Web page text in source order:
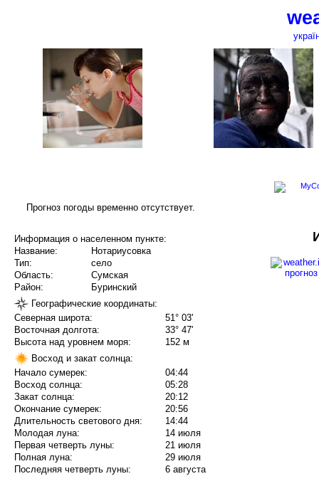
Прогноз погоды временно отсутствует.
Информация о населенном пункте:
Название:
Нотариусовка
Тип:
село
Область:
Сумская
Район:
Буринский
Географические координаты:
Северная широта:
51° 03'
Восточная долгота:
33° 47'
Высота над уровнем моря:
152 м
Восход и закат солнца:
Начало сумерек:
04:44
Восход солнца:
05:28
Закат солнца:
20:12
Окончание сумерек:
20:56
Длительность светового дня:
14:44
Молодая луна:
14 июля
Первая четверть луны:
21 июля
Полная луна:
29 июля
Последняя четверть луны:
6 августа